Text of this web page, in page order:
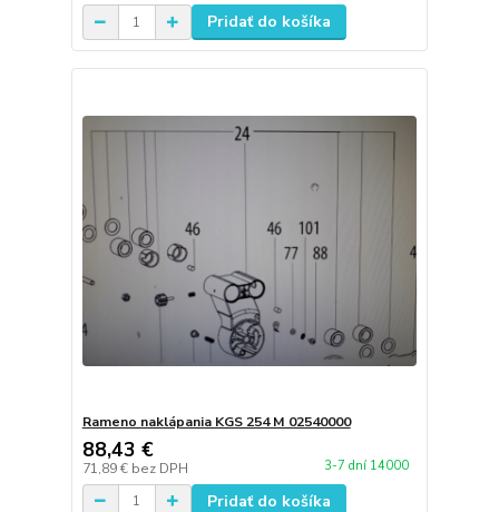
Pridať do košíka
Rameno naklápania KGS 254 M 02540000
88,43 €
71,89 € bez DPH 3-7 dní 14000
Pridať do košíka